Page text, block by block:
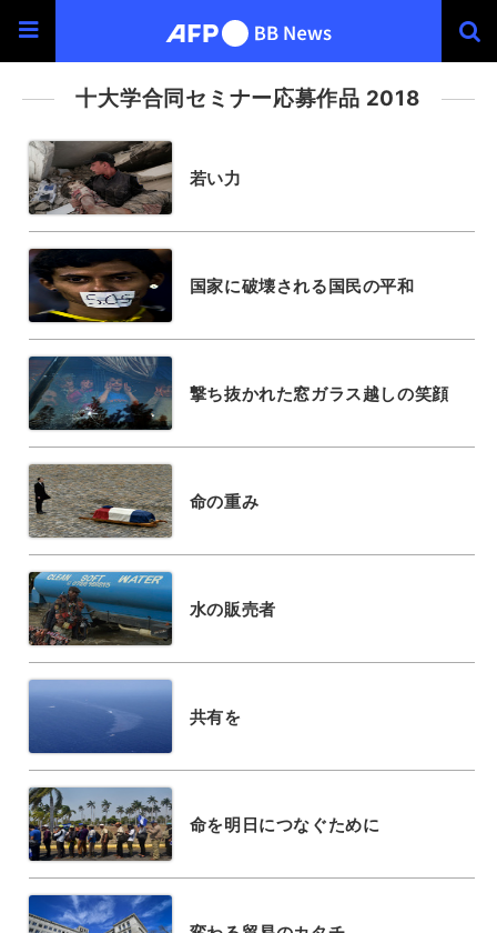
十大学合同セミナー応募作品 2018
若い力
国家に破壊される国民の平和
撃ち抜かれた窓ガラス越しの笑顔
命の重み
水の販売者
共有を
命を明日につなぐために